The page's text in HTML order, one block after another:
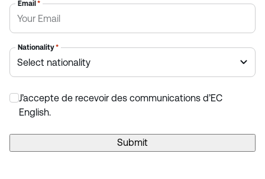
Email *
Nationality*
J’accepte de recevoir des communications d’EC
English.
Submit